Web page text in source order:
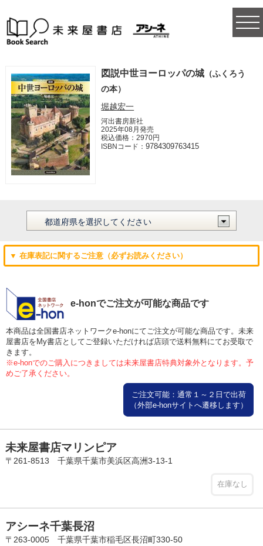
図説中世ヨーロッパの城 （ふくろう
の本）
堀越宏一
河出書房新社
2025年08月発売
税込価格：2970円
ISBNコード：9784309763415
▼ 在庫表記に関するご注意（必ずお読みください）
e-honでご注文が可能な商品です
本商品は全国書店ネットワークe-honにてご注文が可能な商品です。未来
屋書店をMy書店としてご登録いただければ店頭で送料無料にてお受取で
きます。
※e-honでのご購入につきましては未来屋書店特典対象外となります。予
めご了承ください。
ご注文可能：通常１～２日で出荷
（外部e-honサイトへ遷移します）
未来屋書店マリンピア
〒261-8513 千葉県千葉市美浜区高洲3-13-1
在庫なし
アシーネ千葉長沼
〒263-0005 千葉県千葉市稲毛区長沼町330-50